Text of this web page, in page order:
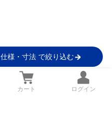
仕様・寸法 で絞り込む
カート ログイン